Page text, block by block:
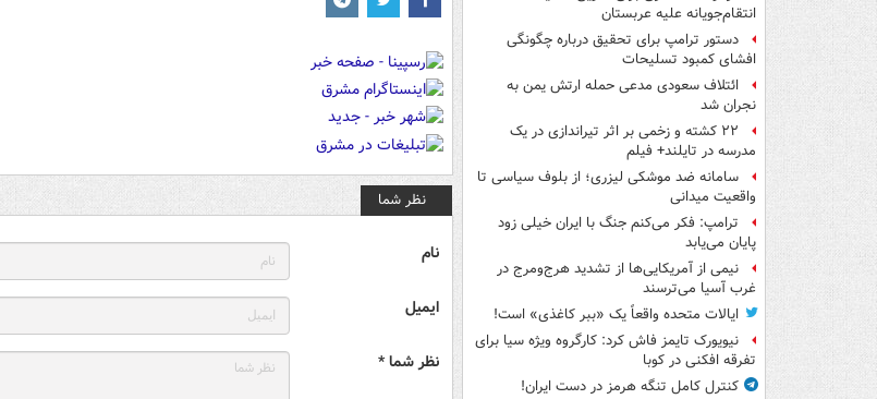
انتقام‌جویانه علیه عربستان
دستور ترامپ برای تحقیق درباره چگونگی
افشای کمبود تسلیحات
ائتلاف سعودی مدعی حمله ارتش یمن به
نجران شد
۲۲ کشته و زخمی بر اثر تیراندازی در یک
مدرسه در تایلند+ فیلم
سامانه ضد موشکی لیزری؛ از بلوف سیاسی تا
واقعیت میدانی
ترامپ: فکر می‌کنم جنگ با ایران خیلی زود
پایان می‌یابد
نیمی از آمریکایی‌ها از تشدید هرج‌ومرج در
غرب آسیا می‌ترسند
ایالات متحده واقعاً یک «ببر کاغذی» است!
نیویورک تایمز فاش کرد: کارگروه ویژه سیا برای
تفرقه افکنی در کوبا
کنترل کامل تنگه هرمز در دست ایران!
نظر شما
نام
ایمیل
نظر شما *